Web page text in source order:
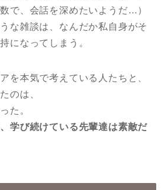
で、会話を深めたいようだ…）
な雑談は、なんだか私自身がそ
になってしまう。
を本気で考えている人たちと、
のは、
た。
学び続けている先輩達は素敵だ